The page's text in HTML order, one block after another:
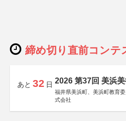
締め切り直前コンテ
あと 32 日 2026 第37回 美浜
福井県美浜町、美浜町教育
式会社